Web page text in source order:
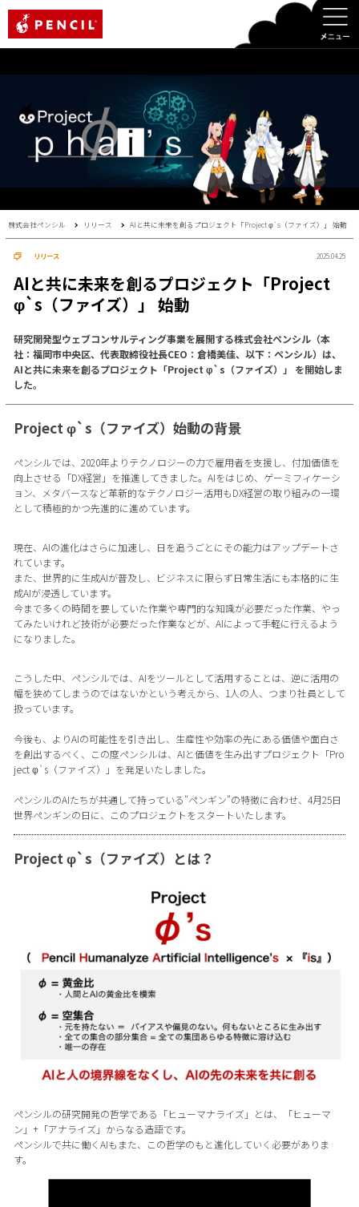
株式会社ペンシル リリース AIと共に未来を創るプロジェクト「Project φ`s（ファイズ）」 始動
リリース 2025.04.25
AIと共に未来を創るプロジェクト「Project
φ`s（ファイズ）」 始動
研究開発型ウェブコンサルティング事業を展開する株式会社ペンシル（本
社：福岡市中央区、代表取締役社長CEO：倉橋美佳、以下：ペンシル）は、
AIと共に未来を創るプロジェクト「Project φ`s（ファイズ）」 を開始しま
した。
Project φ`s（ファイズ）始動の背景
ペンシルでは、2020年よりテクノロジーの力で雇用者を支援し、付加価値を
向上させる「DX経営」を推進してきました。AIをはじめ、ゲーミフィケーシ
ョン、メタバースなど革新的なテクノロジー活用もDX経営の取り組みの一環
として積極的かつ先進的に進めています。
現在、AIの進化はさらに加速し、日を追うごとにその能力はアップデートさ
れています。
また、世界的に生成AIが普及し、ビジネスに限らず日常生活にも本格的に生
成AIが浸透しています。
今まで多くの時間を要していた作業や専門的な知識が必要だった作業、やっ
てみたいけれど技術が必要だった作業などが、AIによって手軽に行えるよう
になりました。
こうした中、ペンシルでは、AIをツールとして活用することは、逆に活用の
幅を狭めてしまうのではないかという考えから、1人の人、つまり社員として
扱っています。
今後も、よりAIの可能性を引き出し、生産性や効率の先にある価値や面白さ
を創出するべく、この度ペンシルは、AIと価値を生み出すプロジェクト「Pro
ject φ`s（ファイズ）」を発足いたしました。
ペンシルのAIたちが共通して持っている"ペンギン"の特徴に合わせ、4月25日
世界ペンギンの日に、このプロジェクトをスタートいたします。
Project φ`s（ファイズ）とは？
ペンシルの研究開発の哲学である「ヒューマナライズ」とは、「ヒューマ
ン」+「アナライズ」からなる造語です。
ペンシルで共に働くAIもまた、この哲学のもと進化していく必要がありま
す。